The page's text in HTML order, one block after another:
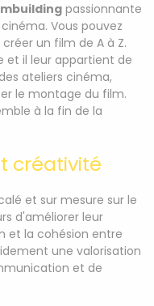
passionnante
Vous pouvez
un film de A à Z.
et il leur appartient de
ateliers cinéma,
le montage du film.
à la fin de la
créativité
et sur mesure sur le
d'améliorer leur
et la cohésion entre
une valorisation
et de